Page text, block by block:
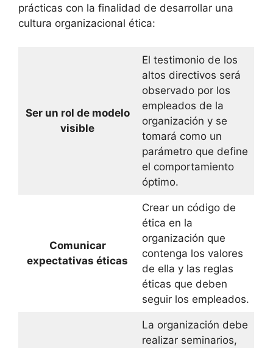
prácticas con la finalidad de desarrollar una
cultura organizacional ética:
Ser un rol de modelo
visible
El testimonio de los
altos directivos será
observado por los
empleados de la
organización y se
tomará como un
parámetro que define
el comportamiento
óptimo.
Comunicar
expectativas éticas
Crear un código de
ética en la
organización que
contenga los valores
de ella y las reglas
éticas que deben
seguir los empleados.
La organización debe
realizar seminarios,